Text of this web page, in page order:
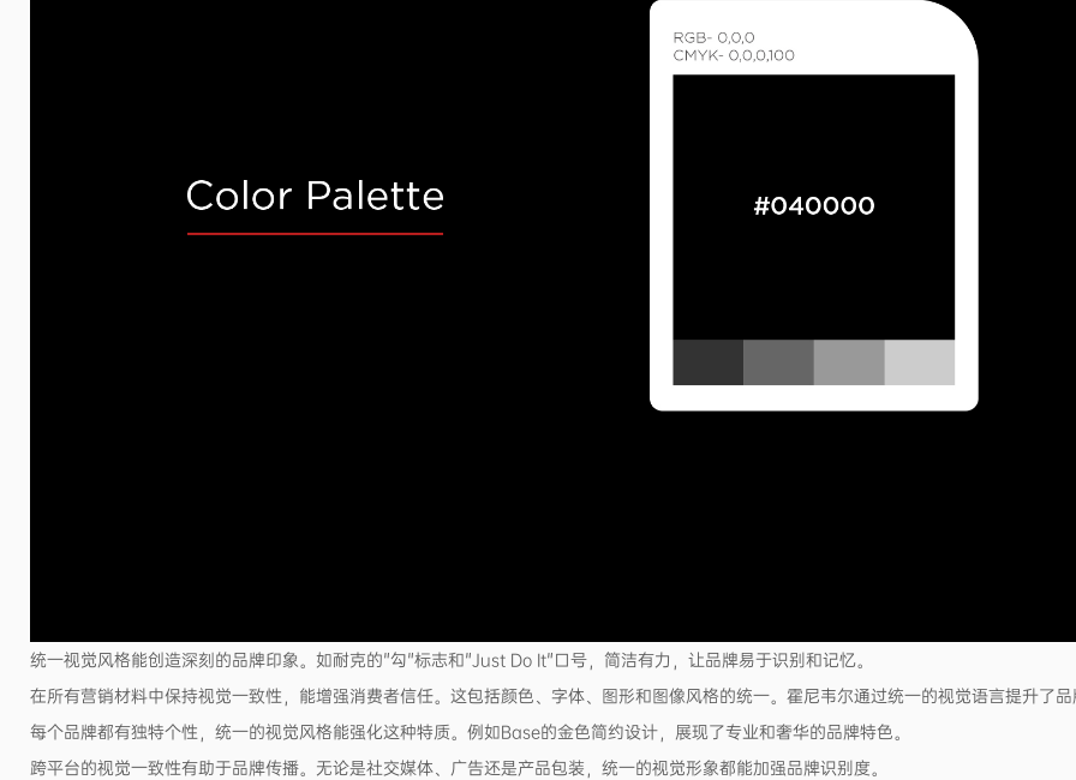
统一视觉风格能创造深刻的品牌印象。如耐克的"勾"标志和"Just Do It"口号，简洁有力，让品牌易于识别和记忆。
在所有营销材料中保持视觉一致性，能增强消费者信任。这包括颜色、字体、图形和图像风格的统一。霍尼韦尔通过统一的视觉语言提升了
每个品牌都有独特个性，统一的视觉风格能强化这种特质。例如Base的金色简约设计，展现了专业和奢华的品牌特色。
跨平台的视觉一致性有助于品牌传播。无论是社交媒体、广告还是产品包装，统一的视觉形象都能加强品牌识别度。